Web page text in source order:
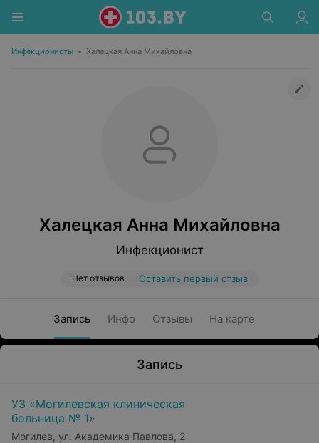
Инфекционисты • Халецкая Анна Михайловна
Халецкая Анна Михайловна
Инфекционист
Нет отзывов Оставить первый отзыв
Запись Инфо Отзывы На карте
Запись
УЗ «Могилевская клиническая
больница № 1»
Могилев, ул. Академика Павлова, 2